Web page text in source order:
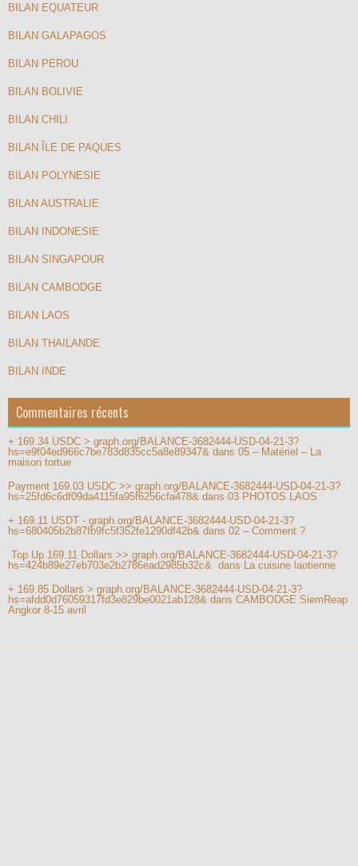
BILAN EQUATEUR
BILAN GALAPAGOS
BILAN PEROU
BILAN BOLIVIE
BILAN CHILI
BILAN ÎLE DE PAQUES
BILAN POLYNESIE
BILAN AUSTRALIE
BILAN INDONESIE
BILAN SINGAPOUR
BILAN CAMBODGE
BILAN LAOS
BILAN THAILANDE
BILAN INDE
Commentaires récents
+ 169.34 USDC > graph.org/BALANCE-3682444-USD-04-21-3?
hs=e9f04ed966c7be783d835cc5a8e89347& dans 05 – Matériel – La
maison tortue
Payment 169.03 USDC >> graph.org/BALANCE-3682444-USD-04-21-3?
hs=25fd6c6df09da4115fa95f6256cfa478& dans 03 PHOTOS LAOS
+ 169.11 USDT - graph.org/BALANCE-3682444-USD-04-21-3?
hs=680405b2b87fb9fc5f352fe1290df42b& dans 02 – Comment ?
️ Top Up 169.11 Dollars >> graph.org/BALANCE-3682444-USD-04-21-3?
hs=424b89e27eb703e2b2786ead2985b32c& ️ dans La cuisine laotienne
+ 169.85 Dollars > graph.org/BALANCE-3682444-USD-04-21-3?
hs=afdd0d76059317fd3e829be0021ab128& dans CAMBODGE SiemReap
Angkor 8-15 avril